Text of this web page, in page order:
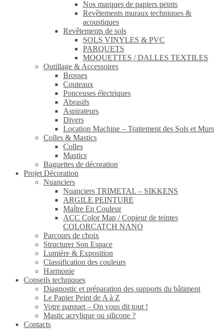
Nos marques de papiers peints
Revêtements muraux techniques &
acoustiques
Revêtements de sols
SOLS VINYLES & PVC
PARQUETS
MOQUETTES / DALLES TEXTILES
Outillage & Accessoires
Brosses
Couteaux
Ponceuses électriques
Abrasifs
Aspirateurs
Divers
Location Machine – Traitement des Sols et Murs
Colles & Mastics
Colles
Mastics
Baguettes de décoration
Projet Décoration
Nuanciers
Nuanciers TRIMETAL – SIKKENS
ARGILE PEINTURE
Maître En Couleur
ACC Color Map / Copieur de teintes
COLORCATCH NANO
Parcours de choix
Structurer Son Espace
Lumière & Exposition
Classification des couleurs
Harmonie
Conseils techniques
Diagnostic et préparation des supports du bâtiment
Le Papier Peint de A à Z
Votre parquet – On vous dit tout !
Mastic acrylique ou silicone ?
Contacts